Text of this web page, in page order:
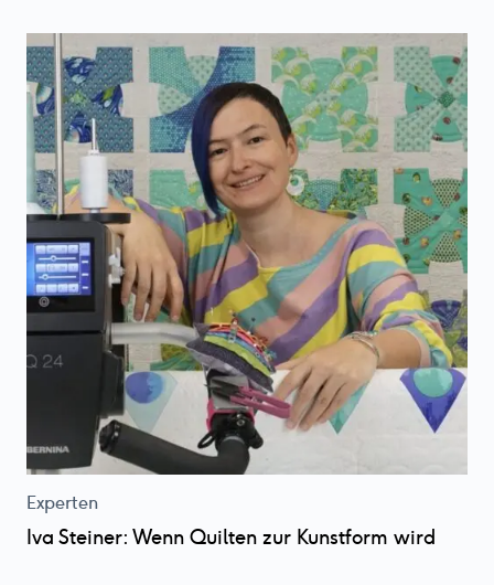
Experten
Iva Steiner: Wenn Quilten zur Kunstform wird